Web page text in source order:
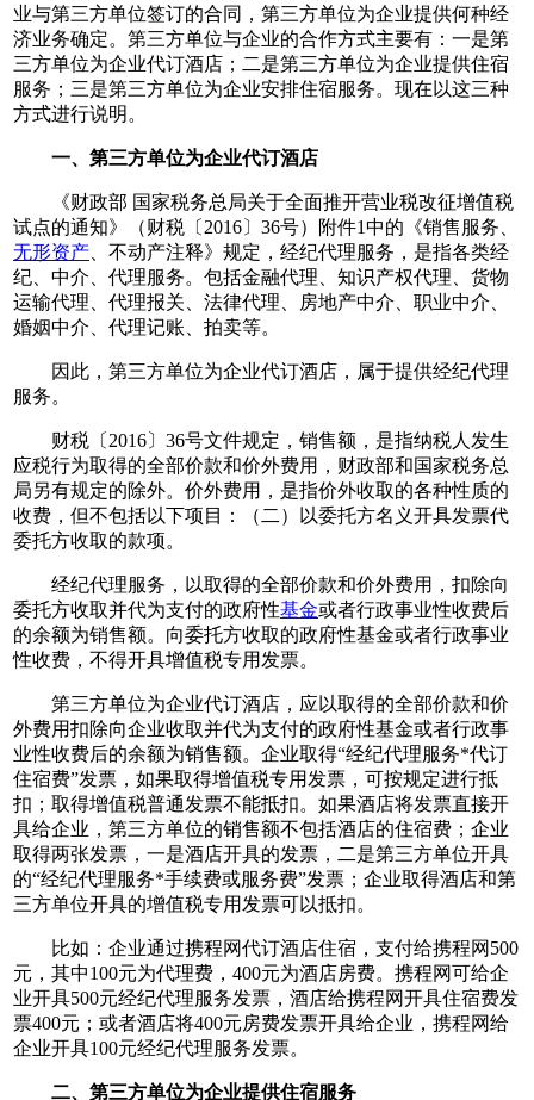
业与第三方单位签订的合同，第三方单位为企业提供何种经
济业务确定。第三方单位与企业的合作方式主要有：一是第
三方单位为企业代订酒店；二是第三方单位为企业提供住宿
服务；三是第三方单位为企业安排住宿服务。现在以这三种
方式进行说明。
一、第三方单位为企业代订酒店
《财政部 国家税务总局关于全面推开营业税改征增值税
试点的通知》（财税〔2016〕36号）附件1中的《销售服务、
无形资产 、不动产注释》规定，经纪代理服务，是指各类经
纪、中介、代理服务。包括金融代理、知识产权代理、货物
运输代理、代理报关、法律代理、房地产中介、职业中介、
婚姻中介、代理记账、拍卖等。
因此，第三方单位为企业代订酒店，属于提供经纪代理
服务。
财税〔2016〕36号文件规定，销售额，是指纳税人发生
应税行为取得的全部价款和价外费用，财政部和国家税务总
局另有规定的除外。价外费用，是指价外收取的各种性质的
收费，但不包括以下项目：（二）以委托方名义开具发票代
委托方收取的款项。
经纪代理服务，以取得的全部价款和价外费用，扣除向
委托方收取并代为支付的政府性基金或者行政事业性收费后
的余额为销售额。向委托方收取的政府性基金或者行政事业
性收费，不得开具增值税专用发票。
第三方单位为企业代订酒店，应以取得的全部价款和价
外费用扣除向企业收取并代为支付的政府性基金或者行政事
业性收费后的余额为销售额。企业取得“经纪代理服务*代订
住宿费”发票，如果取得增值税专用发票，可按规定进行抵
扣；取得增值税普通发票不能抵扣。如果酒店将发票直接开
具给企业，第三方单位的销售额不包括酒店的住宿费；企业
取得两张发票，一是酒店开具的发票，二是第三方单位开具
的“经纪代理服务*手续费或服务费”发票；企业取得酒店和第
三方单位开具的增值税专用发票可以抵扣。
比如：企业通过携程网代订酒店住宿，支付给携程网500
元，其中100元为代理费，400元为酒店房费。携程网可给企
业开具500元经纪代理服务发票，酒店给携程网开具住宿费发
票400元；或者酒店将400元房费发票开具给企业，携程网给
企业开具100元经纪代理服务发票。
二、第三方单位为企业提供住宿服务